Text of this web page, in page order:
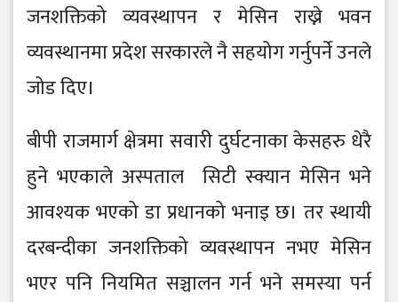
जनशक्तिको व्यवस्थापन र मेसिन राख्ने भवन
व्यवस्थानमा प्रदेश सरकारले नै सहयोग गर्नुपर्ने उनले
जोड दिए।
बीपी राजमार्ग क्षेत्रमा सवारी दुर्घटनाका केसहरु धेरै
हुने भएकाले अस्पताल सिटी स्क्यान मेसिन भने
आवश्यक भएको डा प्रधानको भनाइ छ। तर स्थायी
दरबन्दीका जनशक्तिको व्यवस्थापन नभए मेसिन
भएर पनि नियमित सञ्चालन गर्न भने समस्या पर्न